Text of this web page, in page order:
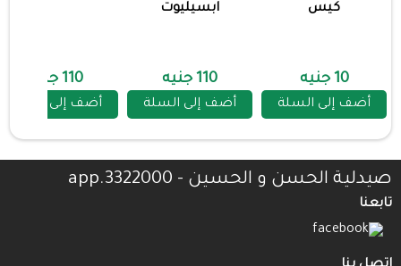
كيس
10 جنيه
أضف إلى السلة
ابسيليوت
110 جنيه
أضف إلى السلة
110 جنيه
أضف إلى السلة
صيدلية الحسن و الحسين - 3322000.app
تابعنا